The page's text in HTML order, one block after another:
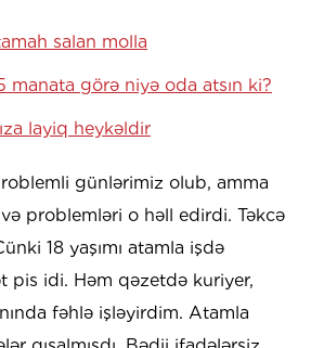
salan molla
manata görə niyə oda atsın ki?
layiq heykəldir
günlərimiz olub, amma
problemləri o həll edirdi. Təkcə
18 yaşımı atamla işdə
pis idi. Həm qəzetdə kuriyer,
fəhlə işləyirdim. Atamla